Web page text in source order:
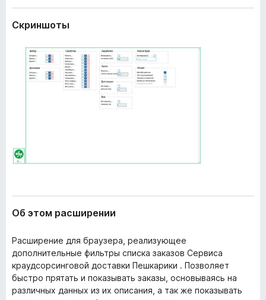
з
а
F
е
Скриншоты
Об этом расширении
Расширение для браузера, реализующее
дополнительные фильтры списка заказов Сервиса
краудсорсинговой доставки Пешкарики . Позволяет
быстро прятать и показывать заказы, основываясь на
различных данных из их описания, а так же показывать